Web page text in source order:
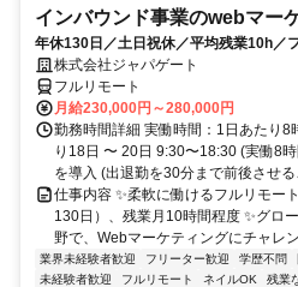
インバウンド事業のwebマー
年休130日／土日祝休／平均残業10h／
株式会社ジャパゲート
フルリモート
月給230,000円～280,000円
勤務時間詳細 実働時間：1日あたり8
り18日 〜 20日 9:30〜18:30 (実働8
を導入 (出退勤を30分まで前後させる
仕事内容 ✨柔軟に働けるフルリモー
130日）、残業月10時間程度 ✨グロ
野で、Webマーケティングにチャレ
業界未経験者歓迎 フリーター歓迎 学歴不問
未経験者歓迎
フルリモート ネイルOK 残業